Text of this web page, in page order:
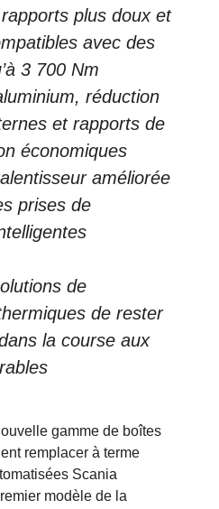
plus doux et
avec des
3 700 Nm
réduction
et rapports de
économiques
améliorée
prises de
de
de rester
la course aux
gamme de boîtes
remplacer à terme
Scania
modèle de la